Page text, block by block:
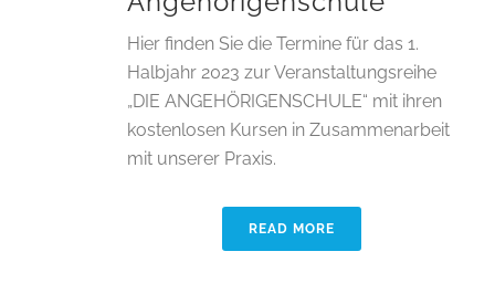
Hier finden Sie die Termine für das 1.
Halbjahr 2023 zur Veranstaltungsreihe
„DIE ANGEHÖRIGENSCHULE“ mit ihren
kostenlosen Kursen in Zusammenarbeit
mit unserer Praxis.
READ MORE